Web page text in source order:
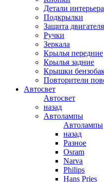
Детали интерьера
Подкрылки
Защита
Ручки
Зеркала
Крылья передние
Крылья задние
Крышки
Повторители
Автосвет
Автосвет
назад
Автолампы
Автолампы
назад
Разное
Osram
Narva
Philips
Hans Pries